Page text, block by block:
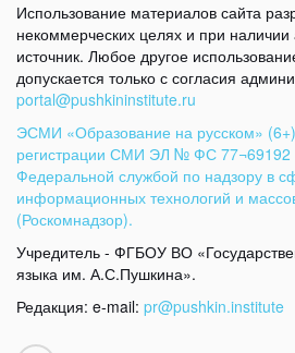
Использование материалов сайта
некоммерческих целях и при наличии
источник. Любое другое
допускается только с согласия
portal@pushkininstitute.ru
ЭСМИ «Образование на русском»
регистрации СМИ ЭЛ № ФС 77¬69192
Федеральной службой по надзору в
информационных технологий и
(Роскомнадзор).
Учредитель - ФГБОУ ВО
языка им. А.С.Пушкина».
Редакция: e-mail: pr@pushkin.institute